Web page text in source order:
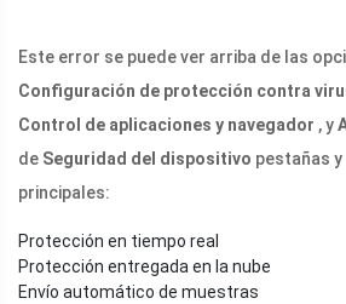
Este error se puede ver arriba de las
Configuración de protección contra
Control de aplicaciones y navegador , y
de Seguridad del dispositivo pestañas
principales:
Protección en tiempo real
Protección entregada en la nube
Envío automático de muestras